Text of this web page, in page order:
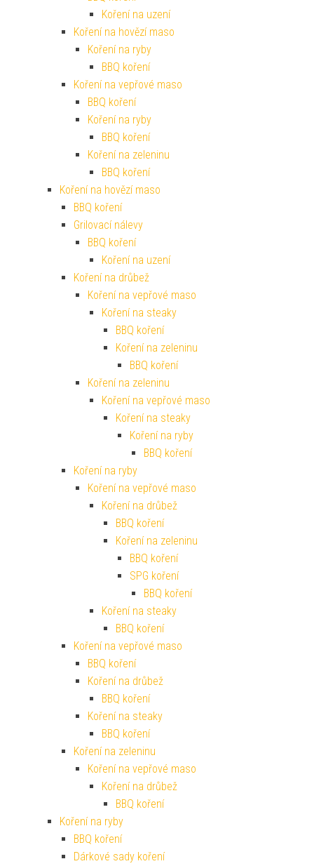
Koření na uzení
Koření na hovězí maso
Koření na ryby
BBQ koření
Koření na vepřové maso
BBQ koření
Koření na ryby
BBQ koření
Koření na zeleninu
BBQ koření
Koření na hovězí maso
BBQ koření
Grilovací nálevy
BBQ koření
Koření na uzení
Koření na drůbež
Koření na vepřové maso
Koření na steaky
BBQ koření
Koření na zeleninu
BBQ koření
Koření na zeleninu
Koření na vepřové maso
Koření na steaky
Koření na ryby
BBQ koření
Koření na ryby
Koření na vepřové maso
Koření na drůbež
BBQ koření
Koření na zeleninu
BBQ koření
SPG koření
BBQ koření
Koření na steaky
BBQ koření
Koření na vepřové maso
BBQ koření
Koření na drůbež
BBQ koření
Koření na steaky
BBQ koření
Koření na zeleninu
Koření na vepřové maso
Koření na drůbež
BBQ koření
Koření na ryby
BBQ koření
Dárkové sady koření